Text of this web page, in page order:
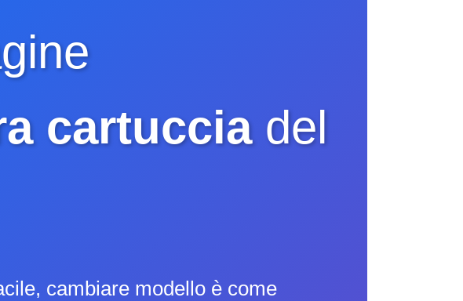
cartuccia del
cambiare modello è come